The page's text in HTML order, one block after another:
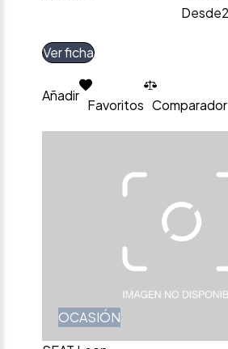
Desde
Ver ficha
Añadir
Favoritos Comparador
OCASIÓN